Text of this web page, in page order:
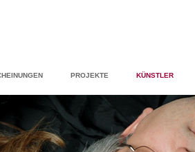
PROJEKTE KÜNSTLER